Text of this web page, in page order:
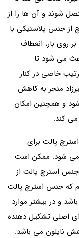
شوند و آن ها را از
از جنس پلاستیکی با
روی بار، انعطاف
می شود تا
خاصی در کنار
منجر به کاهش
و همچنین امکان
می‌ کند.
پالت برای
می شود. ممکن است
جنس استرچ پالت از
که جنس استرچ پالت
و در بیشتر موارد
اصلی تشکیل دهنده
نایلون می باشد.